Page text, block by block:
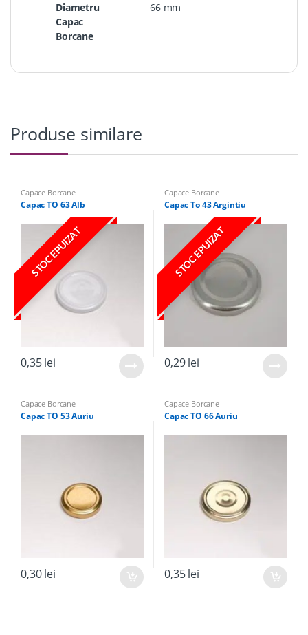
Diametru
Capac
Borcane
66 mm
Produse similare
Capace Borcane
Capac TO 63 Alb
STOC EPUIZAT
0,35lei
Capace Borcane
Capac To 43 Argintiu
STOC EPUIZAT
0,29lei
Capace Borcane
Capac TO 53 Auriu
0,30lei
Capace Borcane
Capac TO 66 Auriu
0,35lei